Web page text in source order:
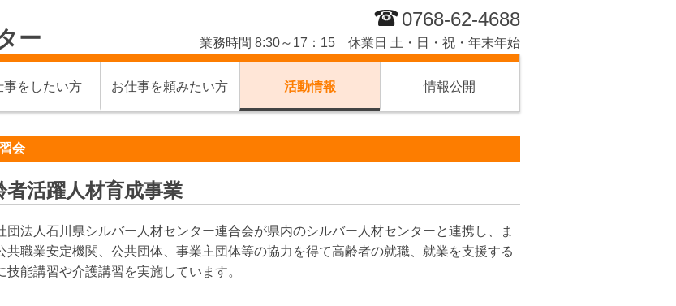
ー
0768-62-4688
業務時間 8:30～17：15 休業日 土・日・祝・年末年始
事をしたい方 お仕事を頼みたい方 活動情報 情報公開
会
者活躍人材育成事業
団法人石川県シルバー人材センター連合会が県内のシルバー人材センターと連携し、ま
共職業安定機関、公共団体、事業主団体等の協力を得て高齢者の就職、就業を支援する
技能講習や介護講習を実施しています。